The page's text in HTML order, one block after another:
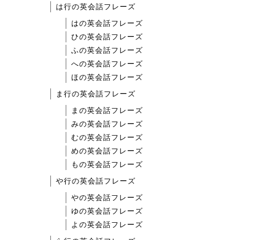
は行の英会話フレーズ
はの英会話フレーズ
ひの英会話フレーズ
ふの英会話フレーズ
への英会話フレーズ
ほの英会話フレーズ
ま行の英会話フレーズ
まの英会話フレーズ
みの英会話フレーズ
むの英会話フレーズ
めの英会話フレーズ
もの英会話フレーズ
や行の英会話フレーズ
やの英会話フレーズ
ゆの英会話フレーズ
よの英会話フレーズ